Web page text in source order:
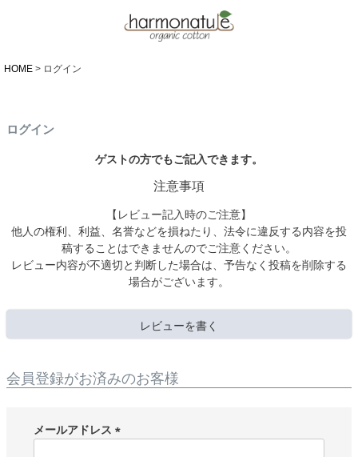
HOME ログイン
ログイン
ゲストの方でもご記入できます。
注意事項
【レビュー記入時のご注意】
他人の権利、利益、名誉などを損ねたり、法令に違反する内容を投
稿することはできませんのでご注意ください。
レビュー内容が不適切と判断した場合は、予告なく投稿を削除する
場合がございます。
レビューを書く
会員登録がお済みのお客様
メールアドレス